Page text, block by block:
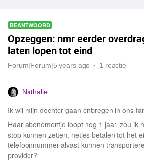
BEANTWOORD
Opzeggen: nmr eerder
laten lopen tot eind
Forum|Forum|5 years ago 1 reactie
Nathalie
Ik wil mijn dochter gaan onbregen in ons
Haar abonementje loopt nog 1 jaar, zou ik
stop kunnen zetten, netjes betalen tot het
telefoonnummer alvast kunnen
provider?